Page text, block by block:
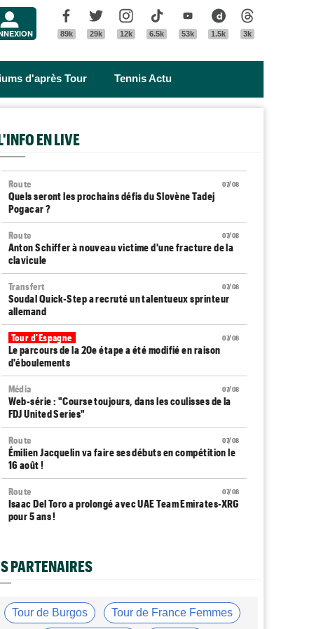
Facebook
89k
Twitter
29k
Instagram
12k
Tik Tok
6.5k
Youtube
53k
Dailymotion
1.5k 3k
d'après Tour Tennis Actu
EN LIVE
07/08
Route
Quels seront les prochains défis du Slovène Tadej
Pogacar ?
07/08
Route
Anton Schiffer à nouveau victime d'une fracture de la
clavicule
07/08
Transfert
Soudal Quick-Step a recruté un talentueux sprinteur
allemand
07/08
Tour d'Espagne
Le parcours de la 20e étape a été modifié en raison
d'éboulements
07/08
Média
Web-série : "Course toujours, dans les coulisses de la
FDJ United Series"
07/08
Route
Émilien Jacquelin va faire ses débuts en compétition le
16 août !
07/08
Route
Isaac Del Toro a prolongé avec UAE Team Emirates-XRG
pour 5 ans !
monnaie courante"
Le Mercato vélo est ouvert... toutes les dernières infos
et rumeurs
PARTENAIRES
Tour de Burgos Tour de France Femmes